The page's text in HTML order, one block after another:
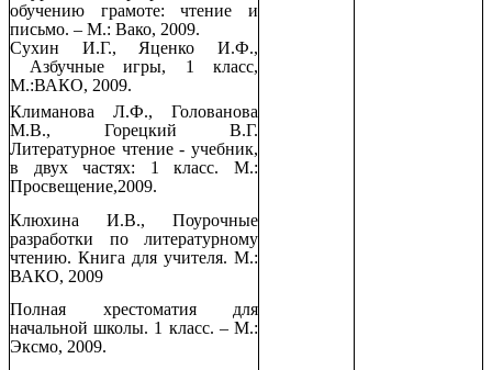
обучению грамоте: чтение и
письмо. – М.: Вако, 2009.
Сухин И.Г., Яценко И.Ф.,
Азбучные игры, 1 класс,
М.:ВАКО, 2009.
Климанова Л.Ф., Голованова
М.В., Горецкий В.Г.
Литературное чтение - учебник,
в двух частях: 1 класс. М.:
Просвещение,2009.
Клюхина И.В., Поурочные
разработки по литературному
чтению. Книга для учителя. М.:
ВАКО, 2009
Полная хрестоматия для
начальной школы. 1 класс. – М.:
Эксмо, 2009.